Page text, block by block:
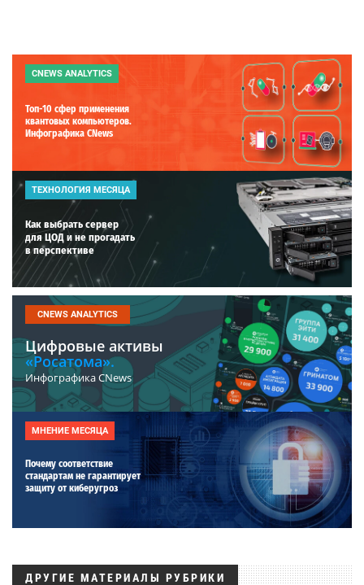
CNEWS ANALYTICS
Топ-10 сфер применения
квантовых компьютеров.
Инфографика CNews
ТЕХНОЛОГИЯ МЕСЯЦА
Как выбрать сервер
для ЦОД и не прогадать
в перспективе
CNEWS ANALYTICS
Цифровые активы
«Росатома».
Инфографика CNews
МНЕНИЕ МЕСЯЦА
Почему соответствие
стандартам не гарантирует
защиту от киберугроз
ДРУГИЕ МАТЕРИАЛЫ РУБРИКИ